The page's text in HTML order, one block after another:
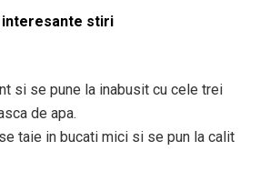
interesante stiri
si se pune la inabusit cu cele trei
de apa.
taie in bucati mici si se pun la calit